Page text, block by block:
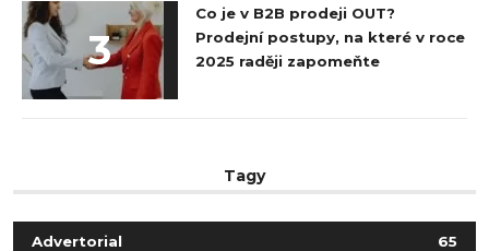
3
Co je v B2B prodeji OUT?
Prodejní postupy, na které v roce
2025 raději zapomeňte
Tagy
Advertorial 65